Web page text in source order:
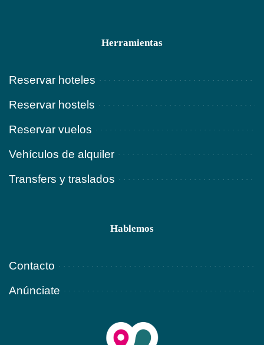
Herramientas
Reservar hoteles
Reservar hostels
Reservar vuelos
Vehículos de alquiler
Transfers y traslados
Hablemos
Contacto
Anúnciate